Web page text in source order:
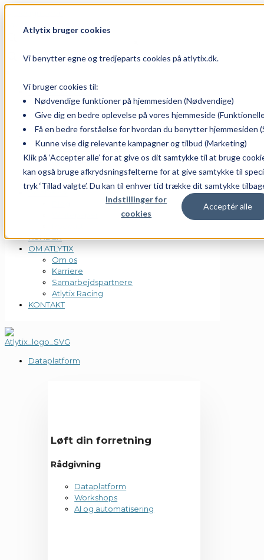
Atlytix bruger cookies
Vi benytter egne og tredjeparts cookies på atlytix.dk.
Vi bruger cookies til:
Nødvendige funktioner på hjemmesiden (Nødvendige)
Give dig en bedre oplevelse på vores hjemmeside
Få en bedre forståelse for hvordan du benytter hjemmesiden
Kunne vise dig relevante kampagner og tilbud (Marketing)
Klik på ‘Accepter alle’ for at give os dit samtykke til at bruge
kan også bruge afkrydsningsfelterne for at give samtykke til
tryk ‘Tillad valgte’. Du kan til enhver tid trække dit samtykke
Indstillinger for
cookies
Acceptér alle
DATAPLATFORM
Dataplatform
AI og automatisering
PowerBI Workshops
Microsoft Power BI
TimeXtender
Jet Analytics
TimeXtender Data Quality
ACADEMY
KUNDER
OM ATLYTIX
Om os
Karriere
Samarbejdspartnere
Atlytix Racing
KONTAKT
Dataplatform
Løft din forretning
Rådgivning
Dataplatform
Workshops
AI og automatisering